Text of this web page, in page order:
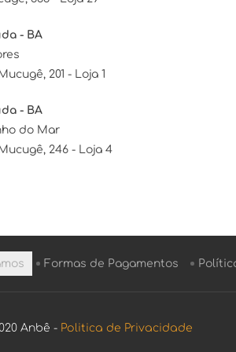
- BA
201 - Loja 1
- BA
do Mar
246 - Loja 4
Formas de Pagamentos
Anbê - Politica de Privacidade